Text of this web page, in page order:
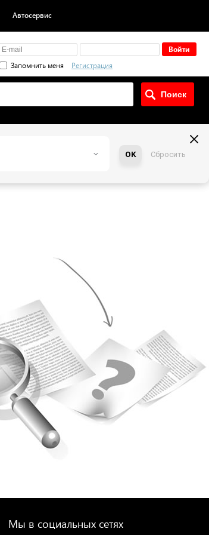
Автосервис
Запомнить меня Регистрация
OK Сбросить
Мы в социальных сетях